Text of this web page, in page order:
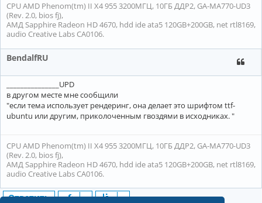
CPU AMD Phenom(tm) II X4 955 3200МГЦ, 10ГБ ДДР2, GA-MA770-UD3
(Rev. 2.0, bios fj),
АМД Sapphire Radeon HD 4670, hdd ide ata5 120GB+200GB, net rtl8169,
audio Creative Labs CA0106.
BendalfRU
_______________UPD
в другом месте мне сообщили
"если тема использует рендеринг, она делает это шрифтом ttf-
ubuntu или другим, приколоченным гвоздями в исходниках. "
CPU AMD Phenom(tm) II X4 955 3200МГЦ, 10ГБ ДДР2, GA-MA770-UD3
(Rev. 2.0, bios fj),
АМД Sapphire Radeon HD 4670, hdd ide ata5 120GB+200GB, net rtl8169,
audio Creative Labs CA0106.
Ответить